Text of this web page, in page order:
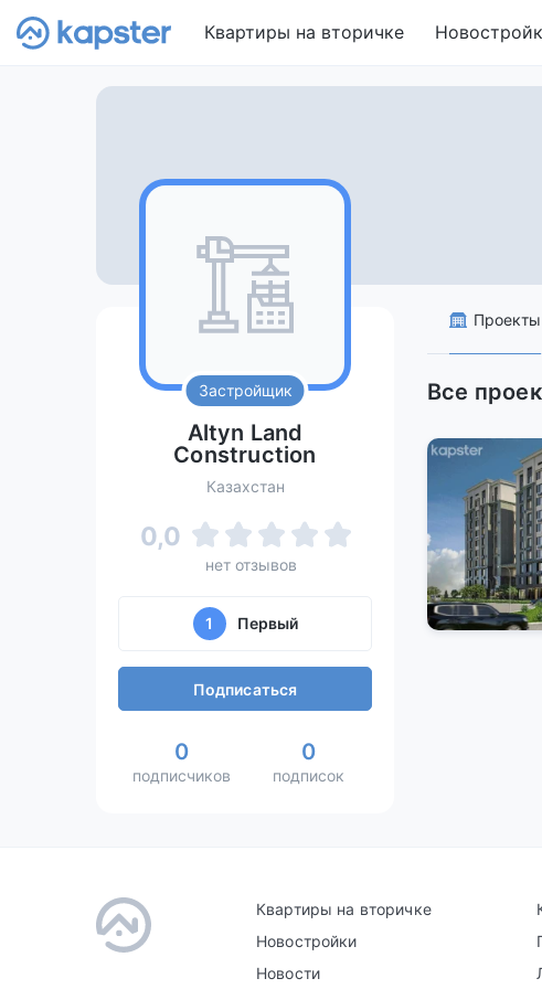
Квартиры на вторичке
Застройщик
Altyn Land
Construction
Казахстан
0,0
нет отзывов
1 Первый
Подписаться
0
подписчиков
0
подписок
Проекты
Все
Квартиры на вторичке
Новостройки
Новости